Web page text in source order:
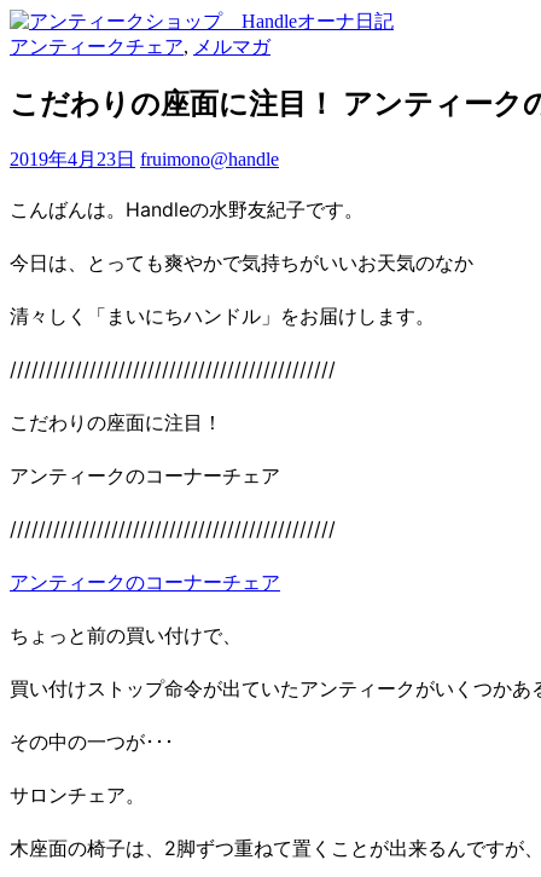
アンティークチェア, メルマガ
こだわりの座面に注目！ アンティーク
2019年4月23日 fruimono@handle
こんばんは。Handleの水野友紀子です。
今日は、とっても爽やかで気持ちがいいお天気のなか
清々しく「まいにちハンドル」をお届けします。
/////////////////////////////////////////////
こだわりの座面に注目！
アンティークのコーナーチェア
/////////////////////////////////////////////
アンティークのコーナーチェア
ちょっと前の買い付けで、
買い付けストップ命令が出ていたアンティークがいくつかあ
その中の一つが･･･
サロンチェア。
木座面の椅子は、2脚ずつ重ねて置くことが出来るんですが、